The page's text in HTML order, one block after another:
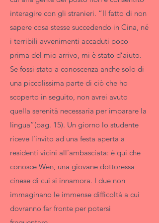
interagire con gli stranieri. “Il fatto di non
sapere cosa stesse succedendo in Cina, né
i terribili avvenimenti accaduti poco
prima del mio arrivo, mi è stato d’aiuto.
Se fossi stato a conoscenza anche solo di
una piccolissima parte di ciò che ho
scoperto in seguito, non avrei avuto
quella serenità necessaria per imparare la
lingua”(pag. 15). Un giorno lo studente
riceve l’invito ad una festa aperta a
residenti vicini all’ambasciata: è qui che
conosce Wen, una giovane dottoressa
cinese di cui si innamora. I due non
immaginano le immense difficoltà a cui
dovranno far fronte per potersi